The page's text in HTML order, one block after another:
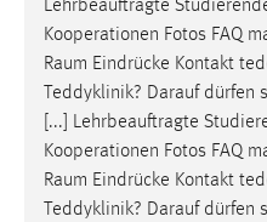
Lehrbeauftragte
Kooperationen Fotos FAQ
Raum Eindrücke Kontakt
Teddyklinik? Darauf
[...] Lehrbeauftragte
Kooperationen Fotos FAQ
Raum Eindrücke Kontakt
Teddyklinik? Darauf
Matomo
Name:
_pk_ref, _pk_cvar, _pk_id,
Zweck:
Zugriffsstatistik
Cookie Laufzeit: